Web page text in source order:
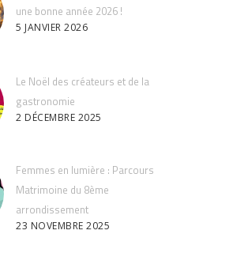
une bonne année 2026 !
5 JANVIER 2026
Le Noël des créateurs et de la
gastronomie
2 DÉCEMBRE 2025
Femmes en lumière : Parcours
Matrimoine du 8ème
arrondissement
23 NOVEMBRE 2025